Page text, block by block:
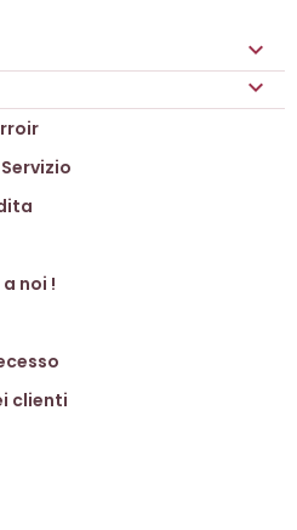


noi !
clienti